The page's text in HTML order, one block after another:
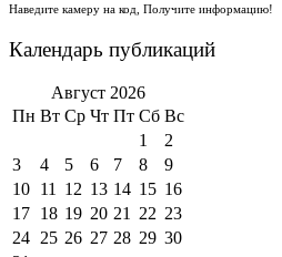
Наведите камеру на код, Получите информацию!
Календарь публикаций
Август 2026
Пн Вт Ср Чт Пт Сб Вс
1
2
3
4 5 6 7 8
9
10 11 12 13 14 15 16
17 18 19 20 21 22 23
24 25 26 27 28 29 30